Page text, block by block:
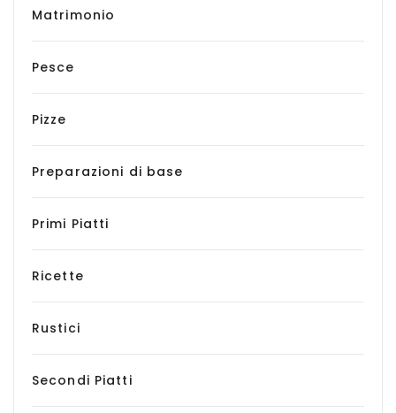
Matrimonio
Pesce
Pizze
Preparazioni di base
Primi Piatti
Ricette
Rustici
Secondi Piatti